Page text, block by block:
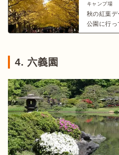
キャンプ場
秋の紅葉
公園に行っ
4. 六義園